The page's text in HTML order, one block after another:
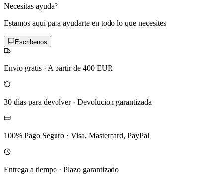
Necesitas ayuda?
Estamos aqui para ayudarte en todo lo que necesites
Escribenos
Envio gratis · A partir de 400 EUR
30 dias para devolver· Devolucion garantizada
100% Pago Seguro · Visa, Mastercard, PayPal
Entrega a tiempo · Plazo garantizado